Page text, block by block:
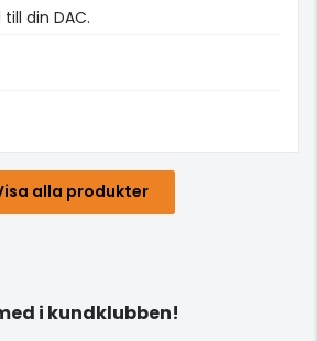
din DAC.
alla produkter
i kundklubben!